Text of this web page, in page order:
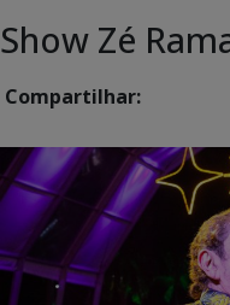
Show Zé
Compartilhar: